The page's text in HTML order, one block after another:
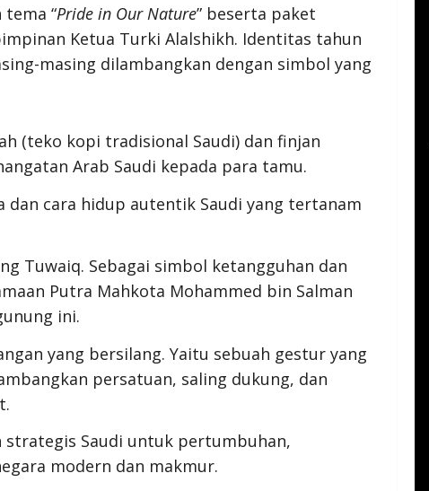
“Pride in Our Nature” beserta paket
Ketua Turki Alalshikh. Identitas tahun
masing dilambangkan dengan simbol yang
(teko kopi tradisional Saudi) dan finjan
Arab Saudi kepada para tamu.
dan cara hidup autentik Saudi yang tertanam
Tuwaiq. Sebagai simbol ketangguhan dan
Putra Mahkota Mohammed bin Salman
ini.
yang bersilang. Yaitu sebuah gestur yang
persatuan, saling dukung, dan
strategis Saudi untuk pertumbuhan,
modern dan makmur.